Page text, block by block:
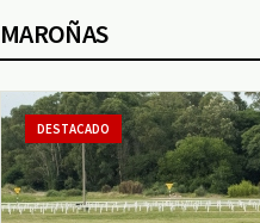
MAROÑAS
DESTACADO